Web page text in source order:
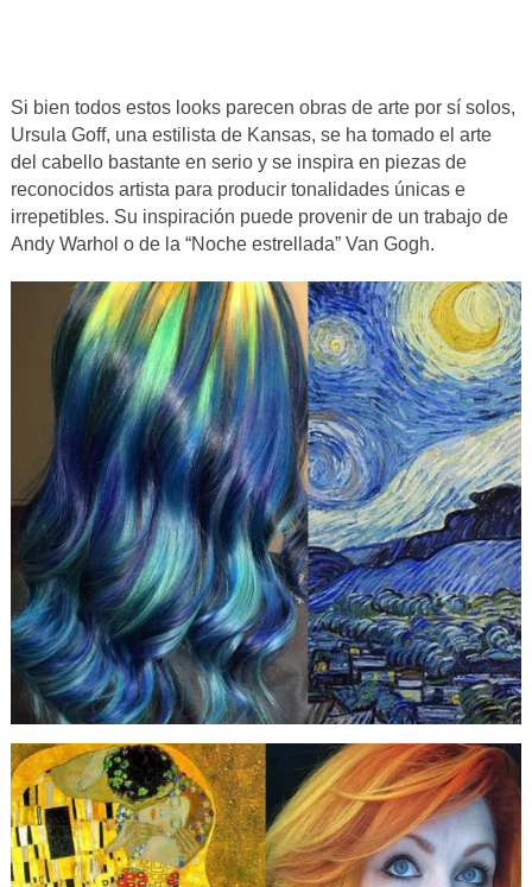
Si bien todos estos looks parecen obras de arte por sí solos,
Ursula Goff, una estilista de Kansas, se ha tomado el arte
del cabello bastante en serio y se inspira en piezas de
reconocidos artista para producir tonalidades únicas e
irrepetibles. Su inspiración puede provenir de un trabajo de
Andy Warhol o de la “Noche estrellada” Van Gogh.